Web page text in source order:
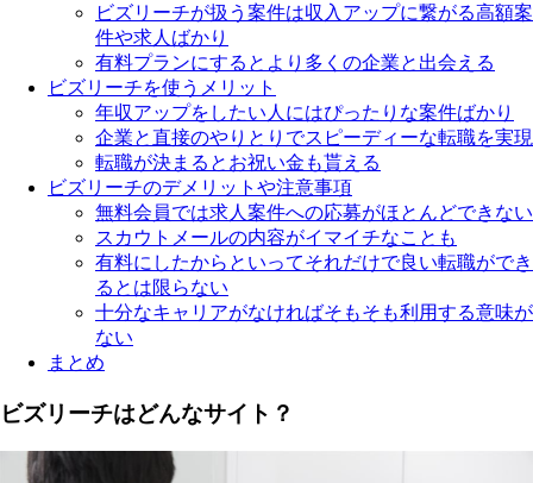
ビズリーチが扱う案件は収入アップに繋がる高額案
件や求人ばかり
有料プランにするとより多くの企業と出会える
ビズリーチを使うメリット
年収アップをしたい人にはぴったりな案件ばかり
企業と直接のやりとりでスピーディーな転職を実現
転職が決まるとお祝い金も貰える
ビズリーチのデメリットや注意事項
無料会員では求人案件への応募がほとんどできない
スカウトメールの内容がイマイチなことも
有料にしたからといってそれだけで良い転職ができ
るとは限らない
十分なキャリアがなければそもそも利用する意味が
ない
まとめ
ビズリーチはどんなサイト？